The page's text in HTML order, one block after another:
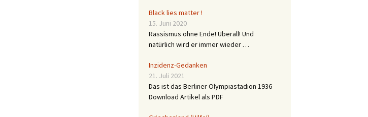
Black lies matter !
15. Juni 2020
Rassismus ohne Ende! Überall! Und
natürlich wird er immer wieder …
Inzidenz-Gedanken
21. Juli 2021
Das ist das Berliner Olympiastadion 1936
Download Artikel als PDF